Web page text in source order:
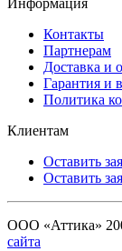
Информация
Контакты
Партнерам
Доставка и
Гарантия и
Политика
Клиентам
Оставить
Оставить
ООО «Аттика»
сайта